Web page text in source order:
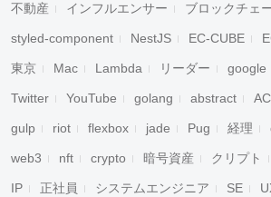
不動産 インフルエンサー ブロックチェ
styled-component NestJS EC-CUBE
東京 Mac Lambda リーダー google
Twitter YouTube golang abstract
gulp riot flexbox jade Pug 経理
web3 nft crypto 暗号資産 クリプト
IP 正社員 システムエンジニア SE